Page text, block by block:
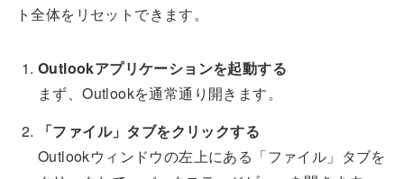
ト全体をリセットできます。
Outlookアプリケーションを起動する
まず、Outlookを通常通り開きます。
「ファイル」タブをクリックする
Outlookウィンドウの左上にある「ファイル」タブを